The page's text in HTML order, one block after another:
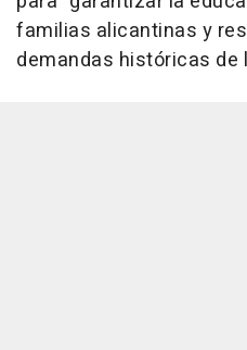
familias alicantinas y
demandas históricas de